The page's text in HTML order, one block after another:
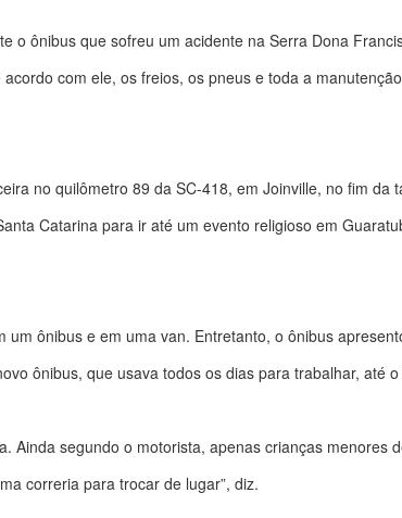
o ônibus que sofreu um acidente na Serra Dona
com ele, os freios, os pneus e toda a
no quilômetro 89 da SC-418, em Joinville, no fim da
Catarina para ir até um evento religioso em
ônibus e em uma van. Entretanto, o ônibus
ônibus, que usava todos os dias para trabalhar, até o
Ainda segundo o motorista, apenas crianças menores
correria para trocar de lugar”, diz.